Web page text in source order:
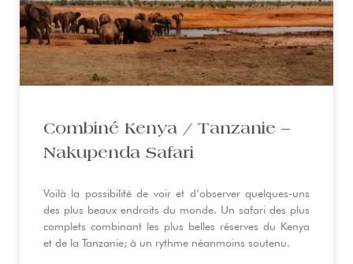
Combiné Kenya / Tanzanie –
Nakupenda Safari
Voilà la possibilité de voir et d’observer quelques-uns
des plus beaux endroits du monde. Un safari des plus
complets combinant les plus belles réserves du Kenya
et de la Tanzanie; à un rythme néanmoins soutenu.